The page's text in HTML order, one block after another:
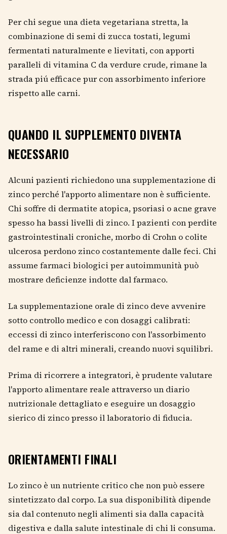
Per chi segue una dieta vegetariana stretta, la
combinazione di semi di zucca tostati, legumi
fermentati naturalmente e lievitati, con apporti
paralleli di vitamina C da verdure crude, rimane la
strada piú efficace pur con assorbimento inferiore
rispetto alle carni.
QUANDO IL SUPPLEMENTO DIVENTA
NECESSARIO
Alcuni pazienti richiedono una supplementazione di
zinco perché l'apporto alimentare non è sufficiente.
Chi soffre di dermatite atopica, psoriasi o acne grave
spesso ha bassi livelli di zinco. I pazienti con perdite
gastrointestinali croniche, morbo di Crohn o colite
ulcerosa perdono zinco costantemente dalle feci. Chi
assume farmaci biologici per autoimmunità può
mostrare deficienze indotte dal farmaco.
La supplementazione orale di zinco deve avvenire
sotto controllo medico e con dosaggi calibrati:
eccessi di zinco interferiscono con l'assorbimento
del rame e di altri minerali, creando nuovi squilibri.
Prima di ricorrere a integratori, è prudente valutare
l'apporto alimentare reale attraverso un diario
nutrizionale dettagliato e eseguire un dosaggio
sierico di zinco presso il laboratorio di fiducia.
ORIENTAMENTI FINALI
Lo zinco è un nutriente critico che non può essere
sintetizzato dal corpo. La sua disponibilità dipende
sia dal contenuto negli alimenti sia dalla capacità
digestiva e dalla salute intestinale di chi li consuma.